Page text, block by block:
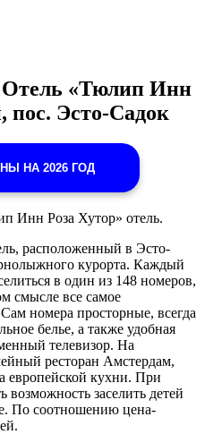
Отель «Тюлип Инн
пос. Эсто-Садок
НА 2026 ГОД
Инн Роза Хутор» отель.
расположенный в Эсто-
курорта. Каждый
в один из 148 номеров,
смысле все самое
номера просторные, всегда
белье, а также удобная
телевизор. На
ресторан Амстердам,
европейской кухни. При
заселить детей
По соотношению цена-